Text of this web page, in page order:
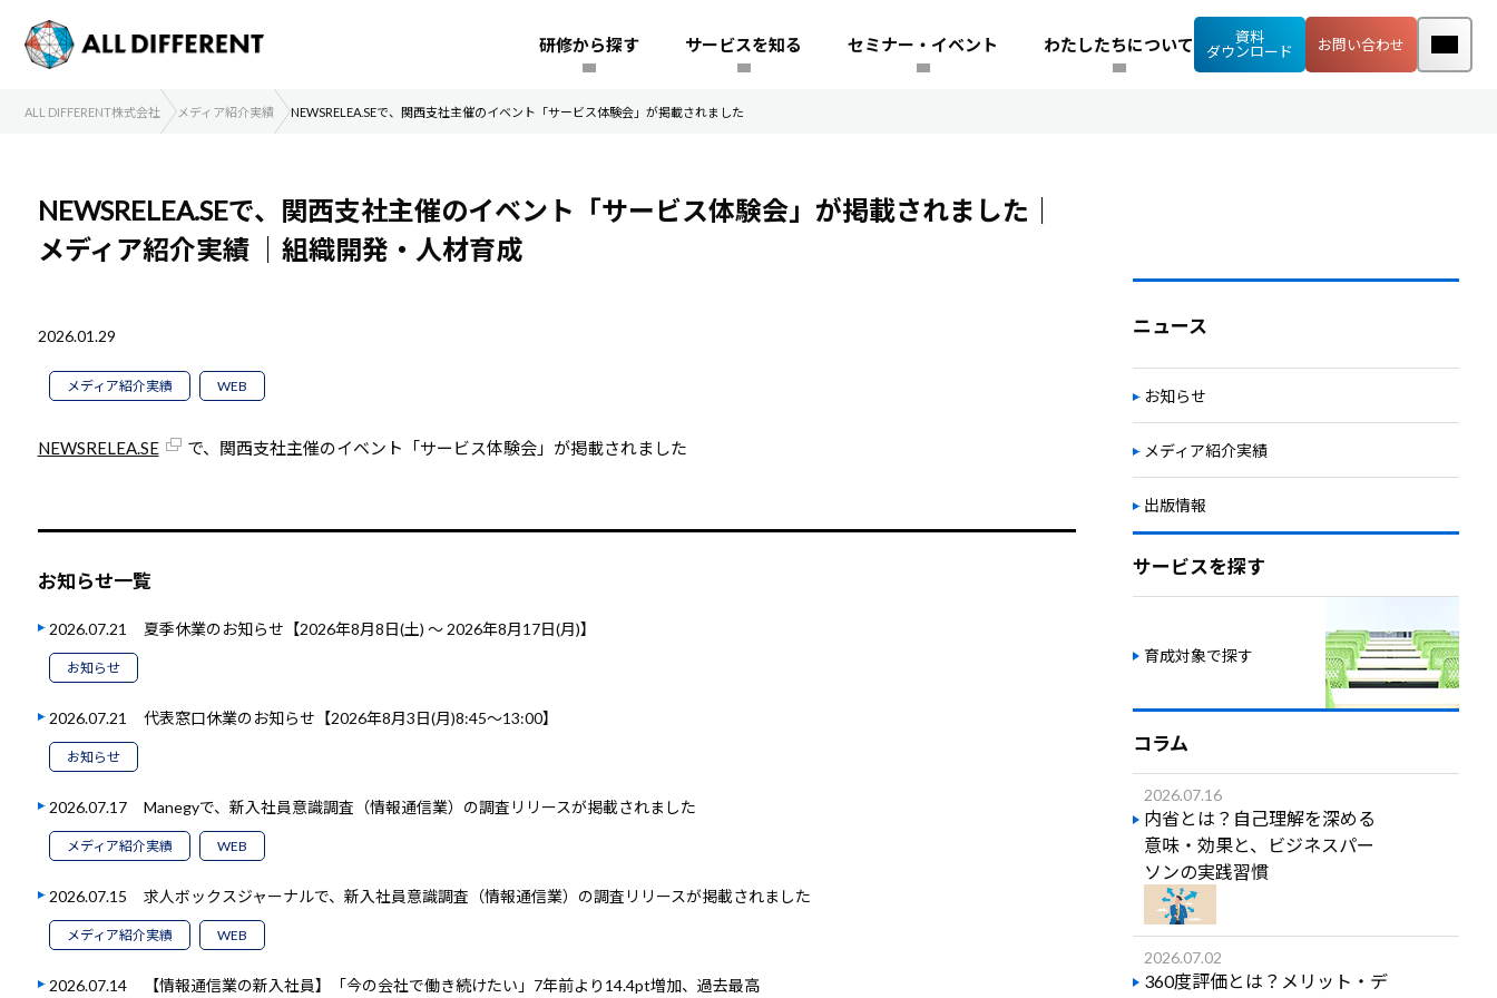
研修から探す サービスを知る セミナー・イベント わたしたちについて
資料
ダウンロード
お問い合わせ
ALL DIFFERENT株式会社 メディア紹介実績 NEWSRELEA.SEで、関西支社主催のイベント「サービス体験会」が掲載されました
NEWSRELEA.SEで、関西支社主催のイベント「サービス体験会」が掲載されました｜
メディア紹介実績
｜組織開発・人材育成
2026.01.29
メディア紹介実績 WEB
NEWSRELEA.SE で、関西支社主催のイベント「サービス体験会」が掲載されました
お知らせ一覧
2026.07.21 夏季休業のお知らせ【2026年8月8日(土) ～ 2026年8月17日(月)】
お知らせ
2026.07.21 代表窓口休業のお知らせ【2026年8月3日(月)8:45～13:00】
お知らせ
2026.07.17 Manegyで、新入社員意識調査（情報通信業）の調査リリースが掲載されました
メディア紹介実績 WEB
2026.07.15 求人ボックスジャーナルで、新入社員意識調査（情報通信業）の調査リリースが掲載されました
メディア紹介実績 WEB
2026.07.14 【情報通信業の新入社員】「今の会社で働き続けたい」7年前より14.4pt増加、過去最高
ニュース
お知らせ
メディア紹介実績
出版情報
サービスを探す
育成対象で探す
コラム
2026.07.16
内省とは？自己理解を深める
意味・効果と、ビジネスパー
ソンの実践習慣
2026.07.02
360度評価とは？メリット・デ